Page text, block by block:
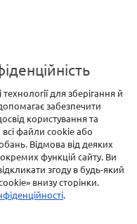
для зберігання й
забезпечити
користування та
файли cookie або
Відмова від деяких
функцій сайту. Ви
згоду в будь-який
внизу сторінки.
.